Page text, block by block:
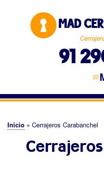
MAD
91
principal
CERRAJEROS MADRID
MADRID CAPITAL
NORTE DE MADRID
ESTE DE MADRID
SUR DE MADRID
OESTE DE MADRID
Sobrescribir
enlaces
Inicio Cerrajeros Carabanchel